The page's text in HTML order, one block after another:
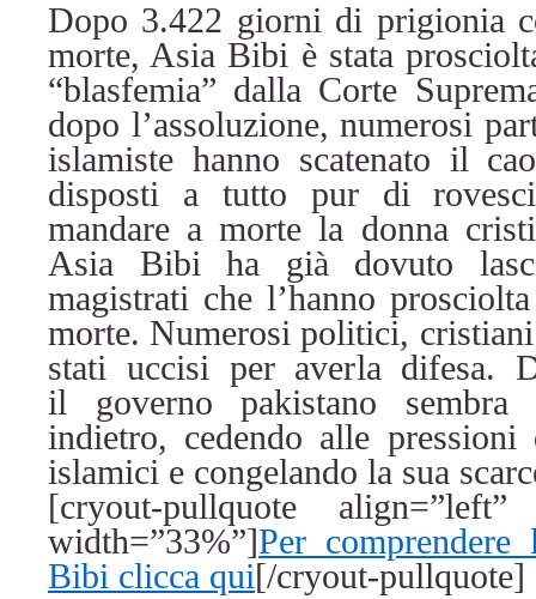
Dopo 3.422 giorni di prigionia
morte, Asia Bibi è stata
“blasfemia” dalla Corte
dopo l’assoluzione, numerosi
islamiste hanno scatenato il
disposti a tutto pur di
mandare a morte la donna
Asia Bibi ha già dovuto
magistrati che l’hanno
morte. Numerosi politici,
stati uccisi per averla difesa.
il governo pakistano sembra
indietro, cedendo alle pressioni
islamici e congelando la sua
[cryout-pullquote align=”left”
width=”33%”]Per
Bibi clicca qui[/cryout-pullquote]